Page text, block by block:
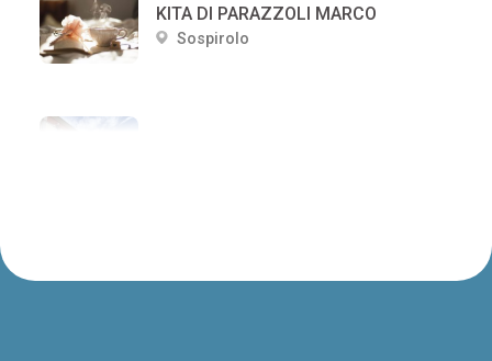
KITA DI PARAZZOLI MARCO
Sospirolo